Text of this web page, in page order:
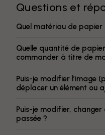
Questions et
Quel matériau de papier
Quelle quantité de
commander à titre de
Puis-je modifier l’image
déplacer un élément ou
Puis-je modifier,
passée ?